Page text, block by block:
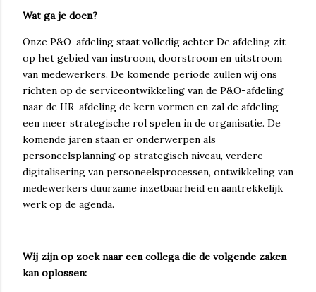
Wat ga je doen?
Onze P&O-afdeling staat volledig achter De afdeling zit
op het gebied van instroom, doorstroom en uitstroom
van medewerkers. De komende periode zullen wij ons
richten op de serviceontwikkeling van de P&O-afdeling
naar de HR-afdeling de kern vormen en zal de afdeling
een meer strategische rol spelen in de organisatie. De
komende jaren staan er ​​onderwerpen als
personeelsplanning op strategisch niveau, verdere
digitalisering van personeelsprocessen, ontwikkeling van
medewerkers duurzame inzetbaarheid en aantrekkelijk
werk op de agenda.
Wij zijn op zoek naar een collega die de volgende zaken
kan oplossen: